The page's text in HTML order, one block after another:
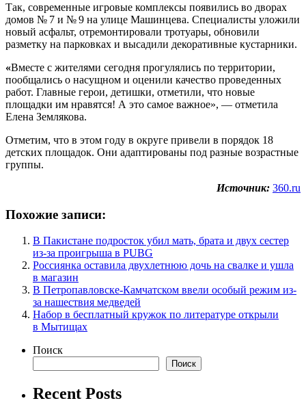
Так, современные игровые комплексы появились во дворах
домов № 7 и № 9 на улице Машинцева. Специалисты уложили
новый асфальт, отремонтировали тротуары, обновили
разметку на парковках и высадили декоративные кустарники.
«Вместе с жителями сегодня прогулялись по территории,
пообщались о насущном и оценили качество проведенных
работ. Главные герои, детишки, отметили, что новые
площадки им нравятся! А это самое важное», — отметила
Елена Землякова.
Отметим, что в этом году в округе привели в порядок 18
детских площадок. Они адаптированы под разные возрастные
группы.
Источник: 360.ru
Похожие записи:
В Пакистане подросток убил мать, брата и двух сестер
из-за проигрыша в PUBG
Россиянка оставила двухлетнюю дочь на свалке и ушла
в магазин
В Петропавловске-Камчатском ввели особый режим из-
за нашествия медведей
Набор в бесплатный кружок по литературе открыли
в Мытищах
Поиск
Поиск
Recent Posts